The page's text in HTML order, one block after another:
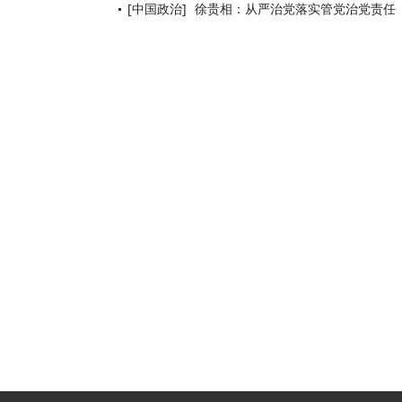
[中国政治] 徐贵相：从严治党落实管党治党责任